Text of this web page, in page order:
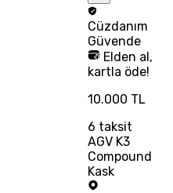
Cüzdanım
Güvende
Elden al,
kartla öde!
10.000 TL
6 taksit
AGV K3
Compound
Kask